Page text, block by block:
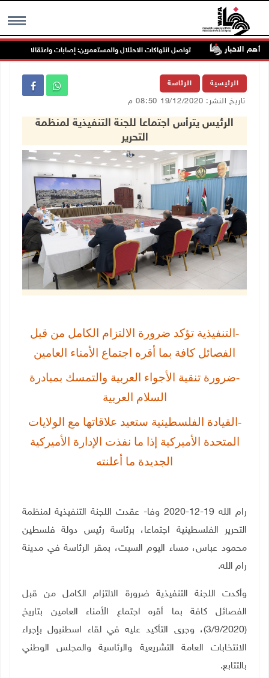
MENU أهم الاخبار تواصل انتهاكات الاحتلال والمستعمرين: إصابات واعتقالات واقتحامات
الرئيسية الرئاسة
تاريخ النشر: 19/12/2020 08:50 م
الرئيس يترأس اجتماعا للجنة التنفيذية لمنظمة
التحرير
-التنفيذية تؤكد ضرورة الالتزام الكامل من قبل
الفصائل كافة بما أقره اجتماع الأمناء العامين
-ضرورة تنقية الأجواء العربية والتمسك بمبادرة
السلام العربية
-القيادة الفلسطينية ستعيد علاقاتها مع الولايات
المتحدة الأميركية إذا ما نفذت الإدارة الأميركية
الجديدة ما أعلنته
رام الله 19-12-2020 وفا- عقدت اللجنة التنفيذية لمنظمة
التحرير الفلسطينية اجتماعا، برئاسة رئيس دولة فلسطين
محمود عباس، مساء اليوم السبت، بمقر الرئاسة في مدينة
رام الله.
وأكدت اللجنة التنفيذية ضرورة الالتزام الكامل من قبل
الفصائل كافة بما أقره اجتماع الأمناء العامين بتاريخ
(3/9/2020)، وجرى التأكيد عليه في لقاء اسطنبول بإجراء
الانتخابات العامة التشريعية والرئاسية والمجلس الوطني
بالتتابع.